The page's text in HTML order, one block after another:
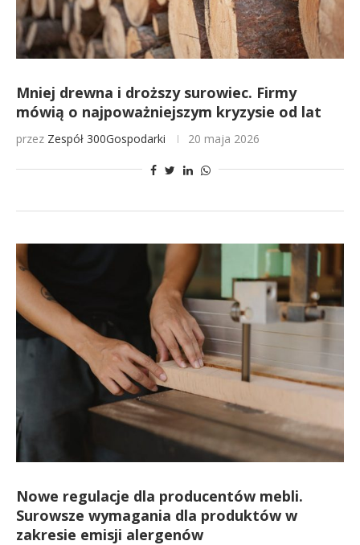
Mniej drewna i droższy surowiec. Firmy
mówią o najpoważniejszym kryzysie od lat
przez Zespół 300Gospodarki 20 maja 2026
Nowe regulacje dla producentów mebli.
Surowsze wymagania dla produktów w
zakresie emisji alergenów